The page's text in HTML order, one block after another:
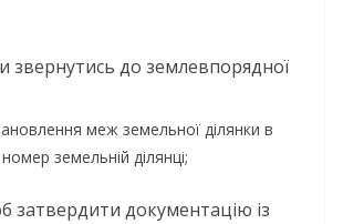
звернутись до землевпорядної
меж земельної ділянки в
земельній ділянці;
затвердити документацію із